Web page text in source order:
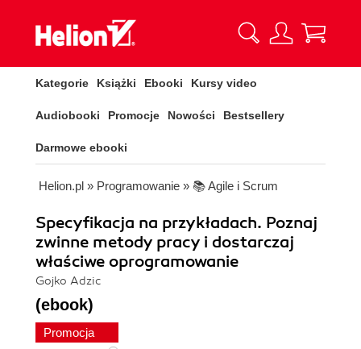
Kategorie Książki Ebooki Kursy video
Audiobooki Promocje Nowości Bestsellery
Darmowe ebooki
Helion.pl » Programowanie » 📚 Agile i Scrum
Specyfikacja na przykładach. Poznaj
zwinne metody pracy i dostarczaj
właściwe oprogramowanie
Gojko Adzic
(ebook)
Promocja